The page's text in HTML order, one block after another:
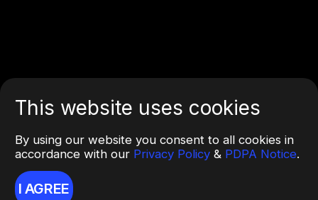
This website uses cookies
By using our website you consent to all cookies in
accordance with our Privacy Policy & PDPA Notice.
I AGREE